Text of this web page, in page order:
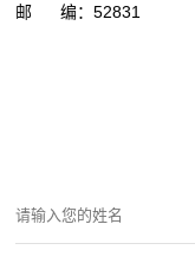
邮 编：52831